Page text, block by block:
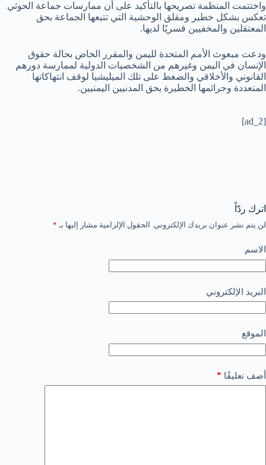
واختتمت المنظمة تصريحها بالتأكيد على أن ممارسات جماعة الحوثي
تعكس بشكل خطير ومقلق الوحشية التي تتبعها الجماعة بحق
المعتقلين والمخفيين قسريًا لديها.
ودعت مبعوث الأمم المتحدة لليمن والمقرر الخاص بحالة حقوق
الإنسان في اليمن وغيرهم من الشخصيات الدولية لممارسة دورهم
القانوني والأخلاقي والضغط على تلك الميليشيا لوقف انتهاكاتها
المتعددة وجرائمها الخطيرة بحق المدنيين اليمنيين.
[ad_2]
اترك ردّاً
لن يتم نشر عنوان بريدك الإلكتروني. الحقول الإلزامية مشار إليها بـ *
الاسم
البريد الإلكتروني
الموقع
أضف تعليقًا *